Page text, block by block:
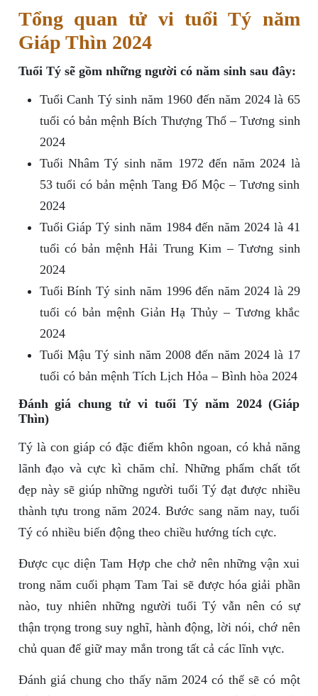
Tổng quan tử vi tuổi Tý năm
Giáp Thìn 2024
Tuổi Tý sẽ gồm những người có năm sinh sau đây:
Tuổi Canh Tý sinh năm 1960 đến năm 2024 là 65
tuổi có bản mệnh Bích Thượng Thổ – Tương sinh
2024
Tuổi Nhâm Tý sinh năm 1972 đến năm 2024 là
53 tuổi có bản mệnh Tang Đố Mộc – Tương sinh
2024
Tuổi Giáp Tý sinh năm 1984 đến năm 2024 là 41
tuổi có bản mệnh Hải Trung Kim – Tương sinh
2024
Tuổi Bính Tý sinh năm 1996 đến năm 2024 là 29
tuổi có bản mệnh Giản Hạ Thủy – Tương khắc
2024
Tuổi Mậu Tý sinh năm 2008 đến năm 2024 là 17
tuổi có bản mệnh Tích Lịch Hỏa – Bình hòa 2024
Đánh giá chung tử vi tuổi Tý năm 2024 (Giáp
Thìn)
Tý là con giáp có đặc điểm khôn ngoan, có khả năng
lãnh đạo và cực kì chăm chỉ. Những phẩm chất tốt
đẹp này sẽ giúp những người tuổi Tý đạt được nhiều
thành tựu trong năm 2024. Bước sang năm nay, tuổi
Tý có nhiều biến động theo chiều hướng tích cực.
Được cục diện Tam Hợp che chở nên những vận xui
trong năm cuối phạm Tam Tai sẽ được hóa giải phần
nào, tuy nhiên những người tuổi Tý vẫn nên có sự
thận trọng trong suy nghĩ, hành động, lời nói, chớ nên
chủ quan để giữ may mắn trong tất cả các lĩnh vực.
Đánh giá chung cho thấy năm 2024 có thể sẽ có một